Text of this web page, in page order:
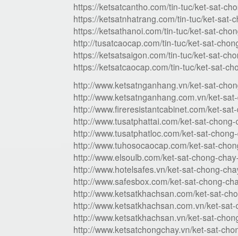
https://ketsatcantho.com/tin-tuc/ket-sat-
https://ketsatnhatrang.com/tin-tuc/ket-sat-
https://ketsathanoi.com/tin-tuc/ket-sat-
http://tusatcaocap.com/tin-tuc/ket-sat-
https://ketsatsaigon.com/tin-tuc/ket-sat-
https://ketsatcaocap.com/tin-tuc/ket-sat-
http://www.ketsatnganhang.vn/ket-sat-
http://www.ketsatnganhang.com.vn/ket-
http://www.fireresistantcabinet.com/ket-
http://www.tusatphattai.com/ket-sat-
http://www.tusatphatloc.com/ket-sat-
http://www.tuhosocaocap.com/ket-sat-
http://www.elsoulb.com/ket-sat-chong-
http://www.hotelsafes.vn/ket-sat-chong-
http://www.safesbox.com/ket-sat-chong-
http://www.ketsatkhachsan.com/ket-sat-
http://www.ketsatkhachsan.com.vn/ket-
http://www.ketsatkhachsan.vn/ket-sat-
http://www.ketsatchongchay.vn/ket-sat-